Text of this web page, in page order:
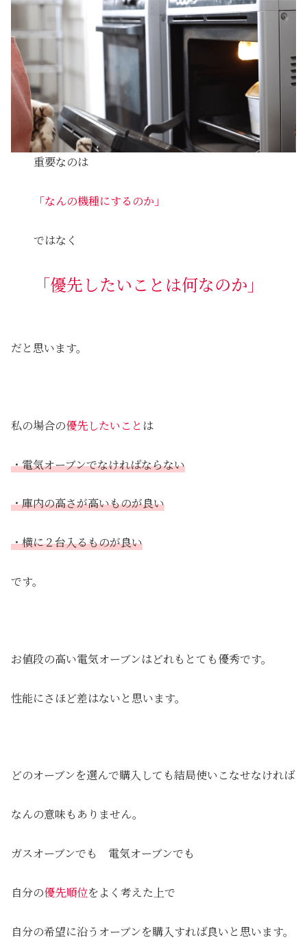
重要なのは
「なんの機種にするのか」
ではなく
「優先したいことは何なのか」
だと思います。
私の場合の優先したいこと は
・電気オーブンでなければならない
・庫内の高さが高いものが良い
・横に２台入るものが良い
です。
お値段の高い電気オーブンはどれもとても優秀です。
性能にさほど差はないと思います。
どのオーブンを選んで購入しても結局使いこなせなければ
なんの意味もありません。
ガスオーブンでも 電気オーブンでも
自分の優先順位をよく考えた上で
自分の希望に沿うオーブンを購入すれば良いと思います。